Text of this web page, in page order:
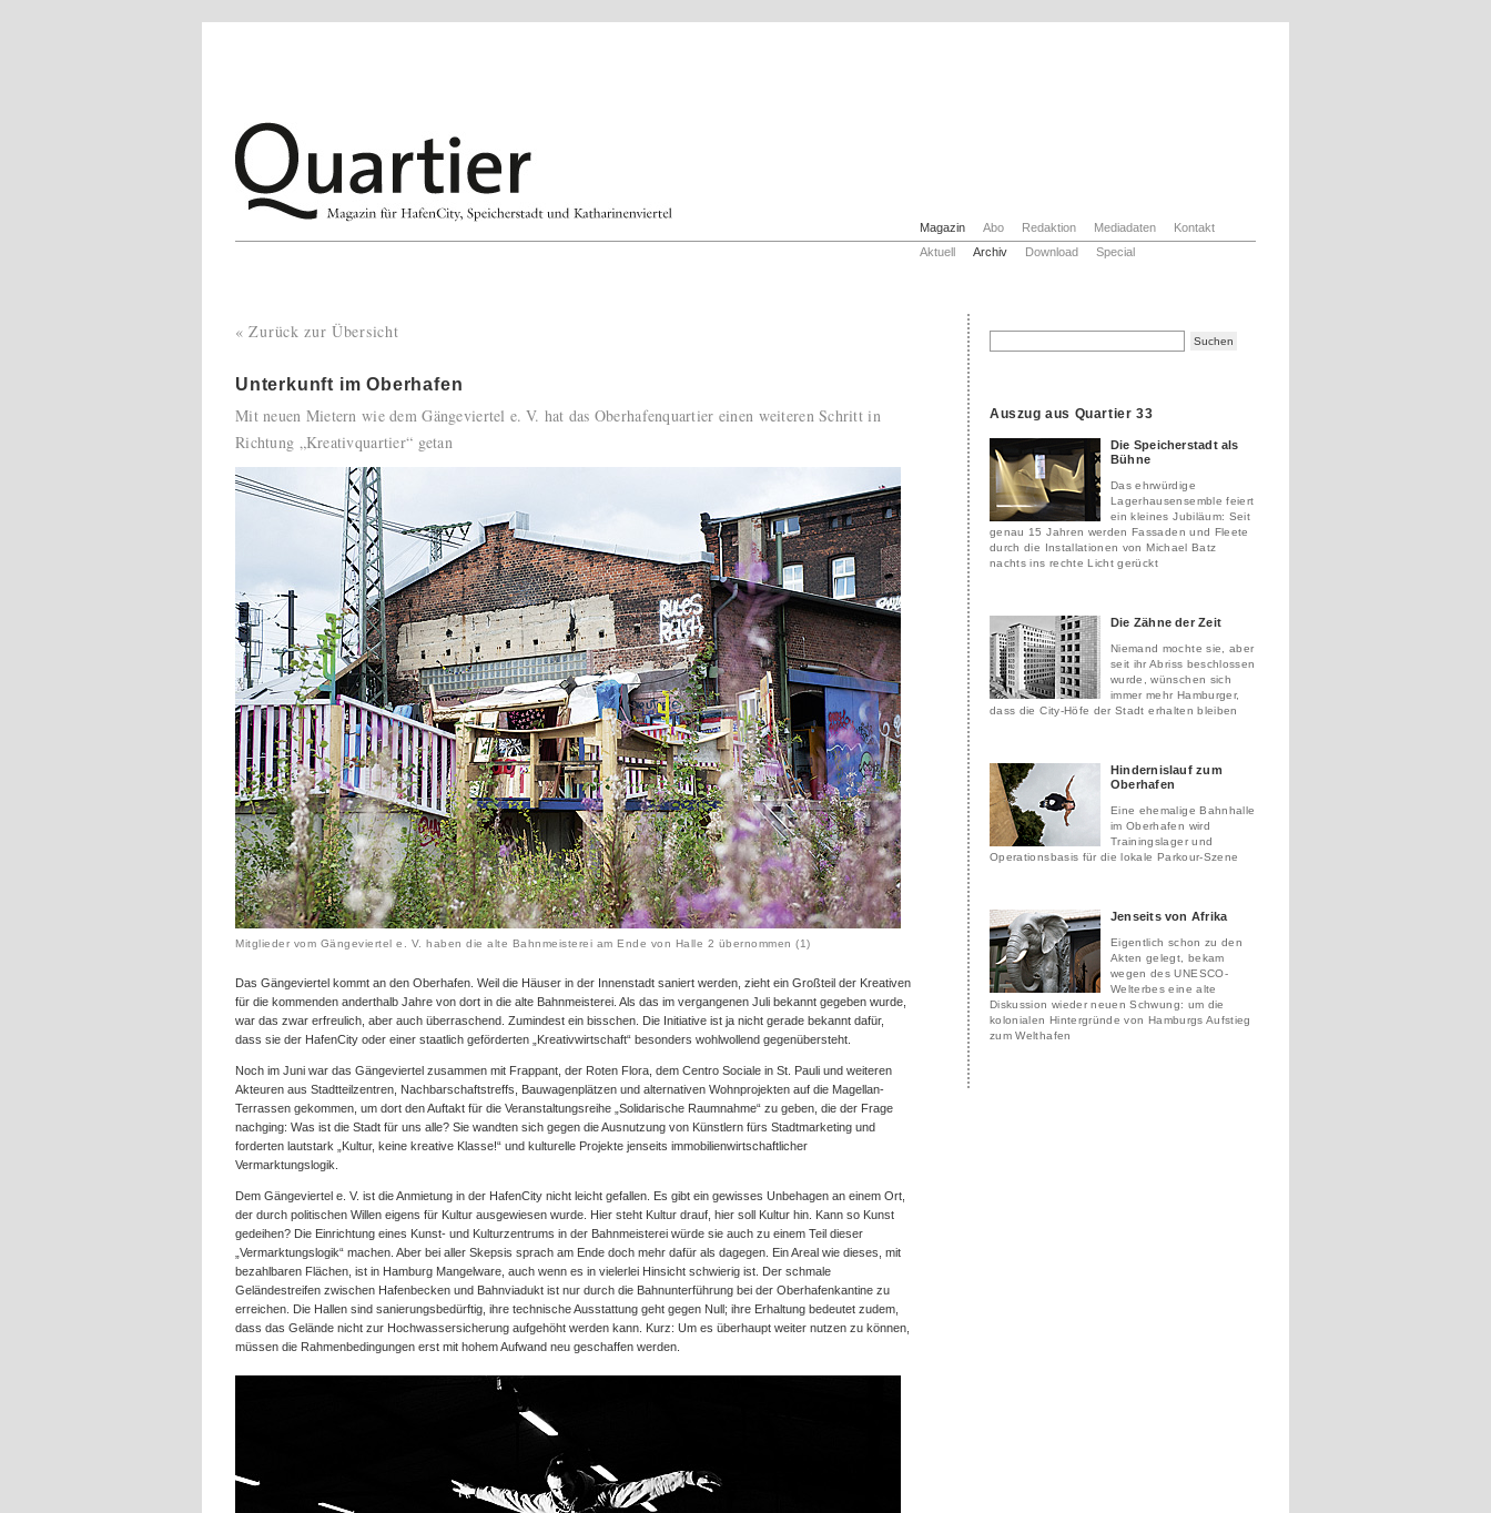
Magazin
Aktuell
Archiv Download Special
Abo Redaktion Mediadaten Kontakt
Auszug aus Quartier 33
Die Speicherstadt als
Bühne
Das ehrwürdige
Lagerhausensemble feiert
ein kleines Jubiläum: Seit
genau 15 Jahren werden Fassaden und Fleete
durch die Installationen von Michael Batz
nachts ins rechte Licht gerückt
Die Zähne der Zeit
Niemand mochte sie, aber
seit ihr Abriss beschlossen
wurde, wünschen sich
immer mehr Hamburger,
dass die City-Höfe der Stadt erhalten bleiben
Hindernislauf zum
Oberhafen
Eine ehemalige Bahnhalle
im Oberhafen wird
Trainingslager und
Operationsbasis für die lokale Parkour-Szene
Jenseits von Afrika
Eigentlich schon zu den
Akten gelegt, bekam
wegen des UNESCO-
Welterbes eine alte
Diskussion wieder neuen Schwung: um die
kolonialen Hintergründe von Hamburgs Aufstieg
zum Welthafen
« Zurück zur Übersicht
Unterkunft im Oberhafen
Mit neuen Mietern wie dem Gängeviertel e. V. hat das Oberhafenquartier einen weiteren Schritt in
Richtung „Kreativquartier“ getan
Mitglieder vom Gängeviertel e. V. haben die alte Bahnmeisterei am Ende von Halle 2 übernommen (1)
Das Gängeviertel kommt an den Oberhafen. Weil die Häuser in der Innenstadt saniert werden, zieht ein Großteil der Kreativen
für die kommenden anderthalb Jahre von dort in die alte Bahnmeisterei. Als das im vergangenen Juli bekannt gegeben wurde,
war das zwar erfreulich, aber auch überraschend. Zumindest ein bisschen. Die Initiative ist ja nicht gerade bekannt dafür,
dass sie der HafenCity oder einer staatlich geförderten „Kreativwirtschaft“ besonders wohlwollend gegenübersteht.
Noch im Juni war das Gängeviertel zusammen mit Frappant, der Roten Flora, dem Centro Sociale in St. Pauli und weiteren
Akteuren aus Stadtteilzentren, Nachbarschaftstreffs, Bauwagenplätzen und alternativen Wohnprojekten auf die Magellan-
Terrassen gekommen, um dort den Auftakt für die Veranstaltungsreihe „Solidarische Raumnahme“ zu geben, die der Frage
nachging: Was ist die Stadt für uns alle? Sie wandten sich gegen die Ausnutzung von Künstlern fürs Stadtmarketing und
forderten lautstark „Kultur, keine kreative Klasse!“ und kulturelle Projekte jenseits immobilienwirtschaftlicher
Vermarktungslogik.
Dem Gängeviertel e. V. ist die Anmietung in der HafenCity nicht leicht gefallen. Es gibt ein gewisses Unbehagen an einem Ort,
der durch politischen Willen eigens für Kultur ausgewiesen wurde. Hier steht Kultur drauf, hier soll Kultur hin. Kann so Kunst
gedeihen? Die Einrichtung eines Kunst- und Kulturzentrums in der Bahnmeisterei würde sie auch zu einem Teil dieser
„Vermarktungslogik“ machen. Aber bei aller Skepsis sprach am Ende doch mehr dafür als dagegen. Ein Areal wie dieses, mit
bezahlbaren Flächen, ist in Hamburg Mangelware, auch wenn es in vielerlei Hinsicht schwierig ist. Der schmale
Geländestreifen zwischen Hafenbecken und Bahnviadukt ist nur durch die Bahnunterführung bei der Oberhafenkantine zu
erreichen. Die Hallen sind sanierungsbedürftig, ihre technische Ausstattung geht gegen Null; ihre Erhaltung bedeutet zudem,
dass das Gelände nicht zur Hochwassersicherung aufgehöht werden kann. Kurz: Um es überhaupt weiter nutzen zu können,
müssen die Rahmenbedingungen erst mit hohem Aufwand neu geschaffen werden.